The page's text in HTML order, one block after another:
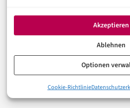
Akzeptieren
Ablehnen
Optionen
Cookie-Richtlinie
Digitalisierung
Marketing
Magazin
Unsere Redaktion
Werbeformate & Media Kit